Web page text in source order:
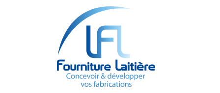
Panneau de gestion des cookies